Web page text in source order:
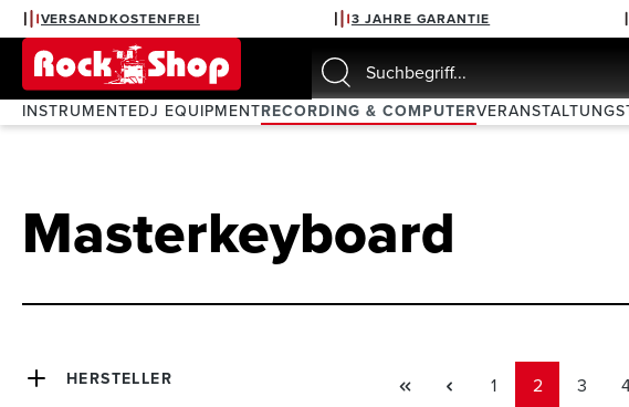
Zur Hauptnavigation springen
VERSANDKOSTENFREI 3 JAHRE GARANTIE
INSTRUMENTEDJ EQUIPMENTRECORDING & COMPUTER
Masterkeyboard
HERSTELLER Seite
1 Seite
2 Seite
3